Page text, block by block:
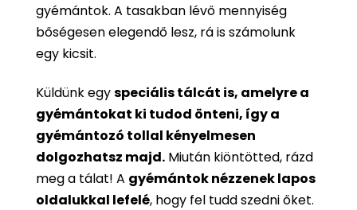
gyémántok. A tasakban lévő mennyiség
bőségesen elegendő lesz, rá is számolunk
egy kicsit.
Küldünk egyspeciális tálcát is, amelyre a
gyémántokat ki tudod önteni, így a
gyémántozó tollal kényelmesen
dolgozhatsz majd. Miután kiöntötted, rázd
meg a tálat! A gyémántok nézzenek lapos
oldalukkal lefelé, hogy fel tudd szedni őket.